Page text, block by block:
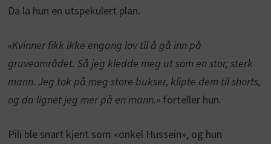
Da la hun en utspekulert plan.
«Kvinner fikk ikke engang lov til å gå inn på
gruveområdet. Så jeg kledde meg ut som en stor, sterk
mann. Jeg tok på meg store bukser, klipte dem til shorts,
og da lignet jeg mer på en mann.»forteller hun.
Pili ble snart kjent som «onkel Hussein», og hun